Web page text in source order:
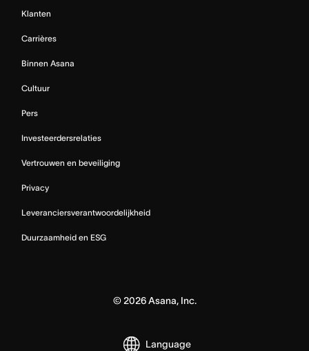
Klanten
Carrières
Binnen Asana
Cultuur
Pers
Investeerdersrelaties
Vertrouwen en beveiliging
Privacy
Leveranciersverantwoordelijkheid
Duurzaamheid en ESG
©2026Asana, Inc.
Language